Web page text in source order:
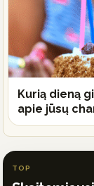
Kurią dieną
apie jūsų
TOP